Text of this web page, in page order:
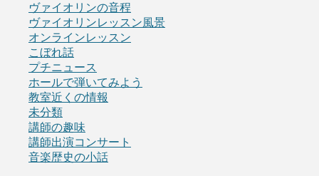
ヴァイオリンの音程
ヴァイオリンレッスン風景
オンラインレッスン
こぼれ話
プチニュース
ホールで弾いてみよう
教室近くの情報
未分類
講師の趣味
講師出演コンサート
音楽歴史の小話